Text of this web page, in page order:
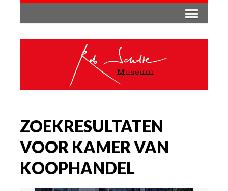
ZOEKRESULTATEN
VOOR KAMER VAN
KOOPHANDEL